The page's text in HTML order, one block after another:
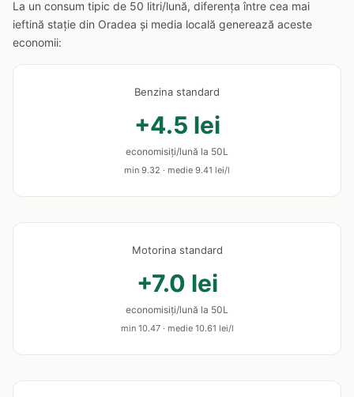
La un consum tipic de 50 litri/lună, diferența între cea mai
ieftină stație din Oradea și media locală generează aceste
economii:
Benzina standard
+4.5 lei
economisiți/lună la 50L
min 9.32 · medie 9.41 lei/l
Motorina standard
+7.0 lei
economisiți/lună la 50L
min 10.47 · medie 10.61 lei/l